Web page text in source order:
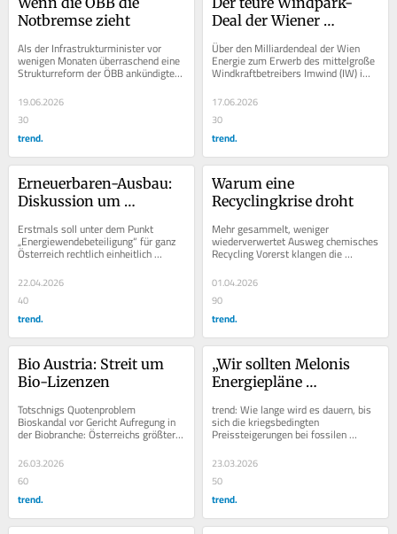
Notbremse zieht
Als der Infrastrukturminister vor
wenigen Monaten überraschend eine
Strukturreform der ÖBB ankündigte,
klang das zunächst nach beliebiger...
19.06.2026
30
trend.
Deal der Wiener
Stadtwerke: Was der
Finanzbericht jetzt
enthüllt
Über den Milliardendeal der Wien
Energie zum Erwerb des mittelgroße
Windkraftbetreibers Imwind (IW) im
Jahr 2025 gab es schon bisher
wilde...
17.06.2026
30
trend.
Erneuerbaren-Ausbau:
Diskussion um
Erstmals soll unter dem Punkt
„Energiewendebeteiligung“ für ganz
Österreich rechtlich einheitlich
„Entgelte...
22.04.2026
40
trend.
Warum eine
Recyclingkrise droht
Mehr gesammelt, weniger
wiederverwertet Ausweg chemisches
Recycling Vorerst klangen die
ambitionierten Ziele der EU nach
einem industriepolitischen...
01.04.2026
90
trend.
Bio Austria: Streit um
Bio-Lizenzen
Totschnigs Quotenproblem
Bioskandal vor Gericht Aufregung in
der Biobranche: Österreichs größter
Biobauernverband Bio Austria, der
über das...
26.03.2026
60
trend.
„Wir sollten Melonis
Energiepläne
trend: Wie lange wird es dauern, bis
sich die kriegsbedingten
Preissteigerungen bei fossilen
Rohstoffen auch im Strompreis
wiederfinden? Wolfgang...
23.03.2026
50
trend.